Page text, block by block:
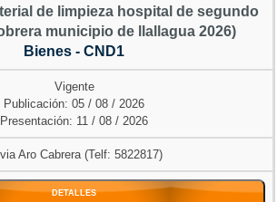
de limpieza hospital de segundo
municipio de llallagua 2026)
Bienes - CND1
Vigente
Publicación: 05 / 08 / 2026
Presentación: 11 / 08 / 2026
Aro Cabrera (Telf: 5822817)
DETALLES